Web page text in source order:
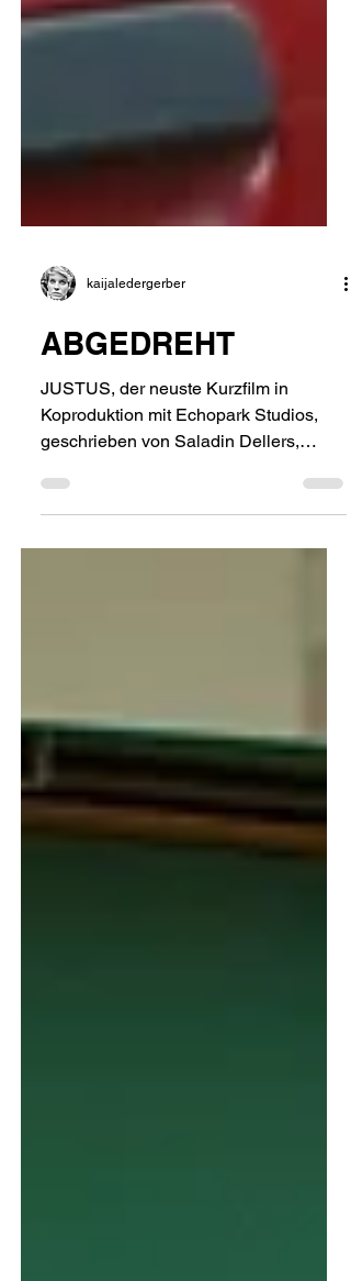
kaijaledergerber
ABGEDREHT
JUSTUS, der neuste Kurzfilm in
geschrieben von Saladin Dellers,
wurde abgedreht und befindet sich
nun...